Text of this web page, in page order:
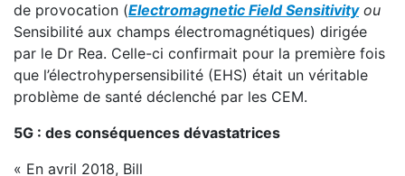
de provocation (Electromagnetic Field Sensitivityou
Sensibilité aux champs électromagnétiques) dirigée
par le Dr Rea. Celle-ci confirmait pour la première fois
que l’électrohypersensibilité (EHS) était un véritable
problème de santé déclenché par les CEM.
5G : des conséquences dévastatrices
« En avril 2018, Bill